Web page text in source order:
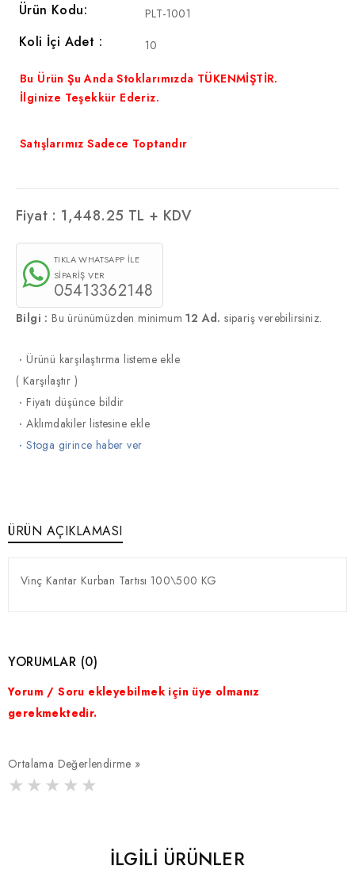
Ürün Kodu: PLT-1001
Koli İçi Adet : 10
Bu Ürün Şu Anda Stoklarımızda TÜKENMİŞTİR.
İlginize Teşekkür Ederiz.
Satışlarımız Sadece Toptandır
Fiyat : 1,448.25 TL + KDV
TIKLA WHATSAPP İLE
SİPARİŞ VER
05413362148
Bilgi : Bu ürünümüzden minimum12 Ad. sipariş verebilirsiniz.
·Ürünü karşılaştırma listeme ekle
( Karşılaştır )
·Fiyatı düşünce bildir
·Aklımdakiler listesine ekle
·Stoga girince haber ver
ÜRÜN AÇIKLAMASI
Vinç Kantar Kurban Tartısı 100\500 KG
YORUMLAR (0)
Yorum / Soru ekleyebilmek için üye olmanız
gerekmektedir.
Ortalama Değerlendirme »
İLGILI ÜRÜNLER